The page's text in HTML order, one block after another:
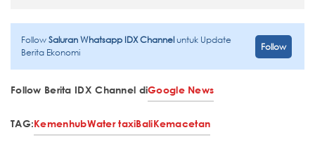
FollowSaluran Whatsapp IDX Channeluntuk Update
Berita Ekonomi
Follow
Follow Berita IDX Channel diGoogle News
TAG:KemenhubWater taxiBaliKemacetan